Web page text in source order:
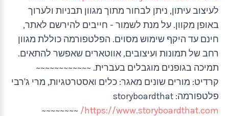
לעיצוב עיתון, ניתן לבחור מתוך מגוון תבניות ולערוך
באופן מקוון. על מנת לשמור - חייבים להירשם לאתר,
חינם עד היקף שימוש מסוים. הפלטפורמה כוללת מגוון
רחב של תמונות ועיצובים, אווטארים שאפשר להתאים.
תמיכה בגופנים מוגבלים בעברית. ~~~~~~~~~~~~
קרדיט: מורים שונים מאגר: כלים ואסטרטגיות, מרי ג'רבי
פלטפורמה: storyboardthat
https://www.storyboardthat.com/
~~~~~~~~